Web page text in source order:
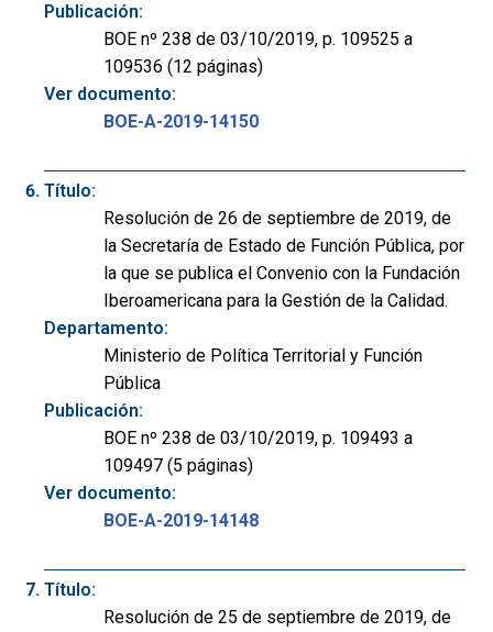
Publicación:
BOE nº 238 de 03/10/2019, p. 109525 a
109536 (12 páginas)
Ver documento:
BOE-A-2019-14150
Título:
Resolución de 26 de septiembre de 2019, de
la Secretaría de Estado de Función Pública, por
la que se publica el Convenio con la Fundación
Iberoamericana para la Gestión de la Calidad.
Departamento:
Ministerio de Política Territorial y Función
Pública
Publicación:
BOE nº 238 de 03/10/2019, p. 109493 a
109497 (5 páginas)
Ver documento:
BOE-A-2019-14148
Título:
Resolución de 25 de septiembre de 2019, de